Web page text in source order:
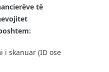
të
i skanuar (ID ose